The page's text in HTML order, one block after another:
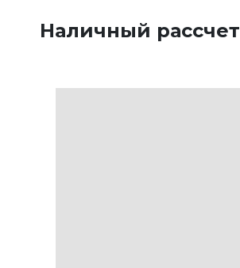
Наличный рассчет